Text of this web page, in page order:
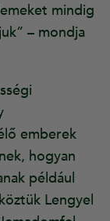
mindig
– mondja
emberek
hogyan
például
Lengyel